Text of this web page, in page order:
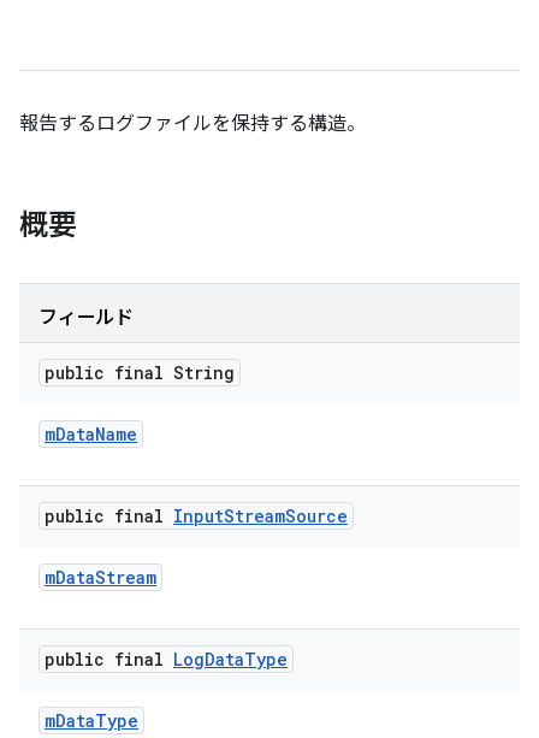
報告するログファイルを保持する構造。
概要
フィールド
public final String
mDataName
public final InputStreamSource
mDataStream
public final LogDataType
mDataType